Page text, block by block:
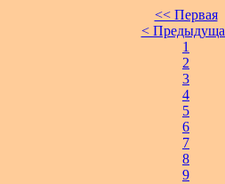
<< Первая
<
1
2
3
4
5
6
7
8
9